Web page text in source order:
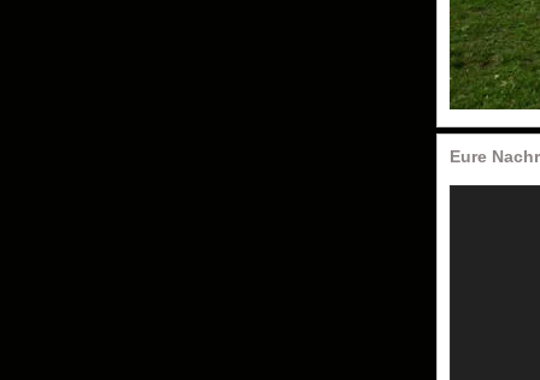
Eure